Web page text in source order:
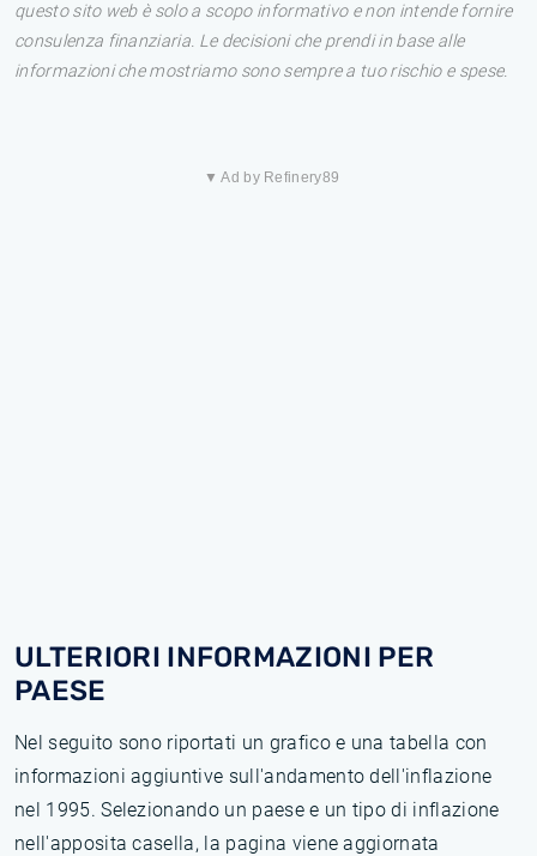
questo sito web è solo a scopo informativo e non intende fornire
consulenza finanziaria. Le decisioni che prendi in base alle
informazioni che mostriamo sono sempre a tuo rischio e spese.
▼ Ad by Refinery89
ULTERIORI INFORMAZIONI PER
PAESE
Nel seguito sono riportati un grafico e una tabella con
informazioni aggiuntive sull'andamento dell'inflazione
nel 1995. Selezionando un paese e un tipo di inflazione
nell'apposita casella, la pagina viene aggiornata